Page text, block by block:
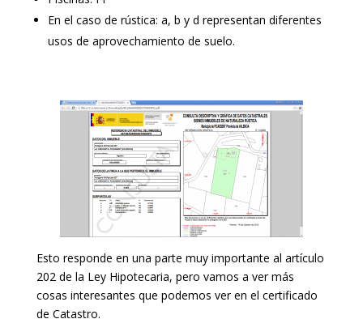
En el caso de rústica: a, b y d representan diferentes
usos de aprovechamiento de suelo.
Esto responde en una parte muy importante al artículo
202 de la Ley Hipotecaria, pero vamos a ver más
cosas interesantes que podemos ver en el certificado
de Catastro.